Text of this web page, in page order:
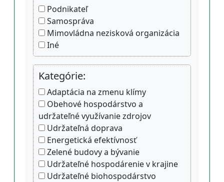
Podnikateľ
Samospráva
Mimovládna nezisková organizácia
Iné
Kategórie:
Adaptácia na zmenu klímy
Obehové hospodárstvo a
udržateľné využívanie zdrojov
Udržateľná doprava
Energetická efektívnosť
Zelené budovy a bývanie
Udržateľné hospodárenie v krajine
Udržateľné biohospodárstvo